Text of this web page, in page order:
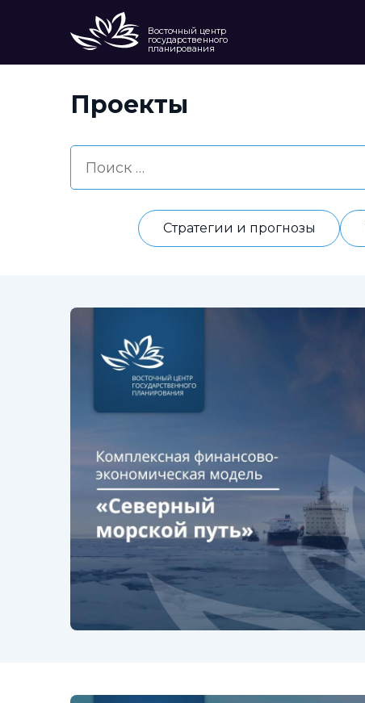
Восточный центр
государственного
планирования
Проекты
Стратегии и прогнозы